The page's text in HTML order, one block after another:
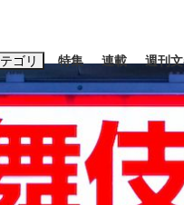
ゴリ
ス エンタメ
特集 連載 週刊
ーワードタグ一覧